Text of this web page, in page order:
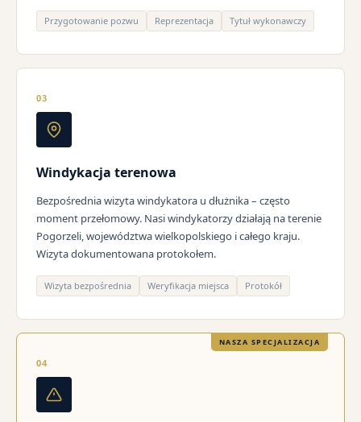
Przygotowanie pozwu Reprezentacja Tytuł wykonawczy
03
Windykacja terenowa
Bezpośrednia wizyta windykatora u dłużnika – często
moment przełomowy. Nasi windykatorzy działają na terenie
Pogorzeli, województwa wielkopolskiego i całego kraju.
Wizyta dokumentowana protokołem.
Wizyta bezpośrednia Weryfikacja miejsca Protokół
NASZA SPECJALIZACJA
04